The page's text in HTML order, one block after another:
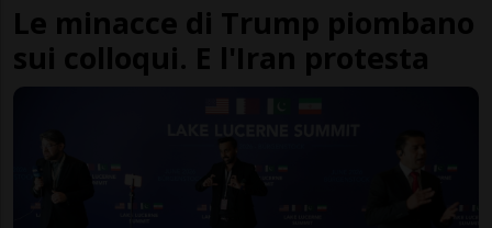
Le minacce di Trump piombano
sui colloqui. E l'Iran protesta